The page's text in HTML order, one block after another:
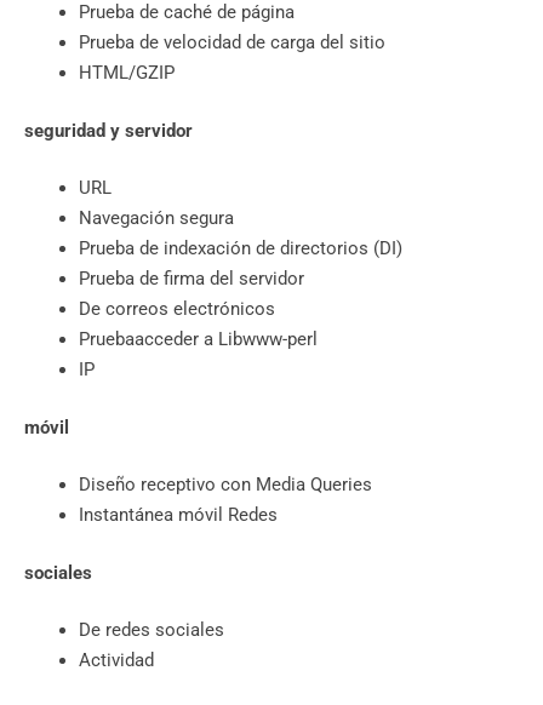
Prueba de caché de página
Prueba de velocidad de carga del sitio
HTML/GZIP
seguridad y servidor
URL
Navegación segura
Prueba de indexación de directorios (DI)
Prueba de firma del servidor
De correos electrónicos
Pruebaacceder a Libwww-perl
IP
móvil
Diseño receptivo con Media Queries
Instantánea móvil Redes
sociales
De redes sociales
Actividad